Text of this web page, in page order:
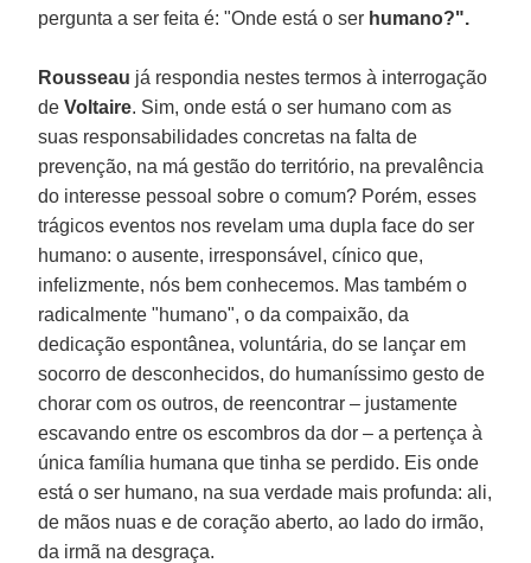
pergunta a ser feita é: "Onde está o ser humano?".
Rousseau já respondia nestes termos à interrogação
deVoltaire. Sim, onde está o ser humano com as
suas responsabilidades concretas na falta de
prevenção, na má gestão do território, na prevalência
do interesse pessoal sobre o comum? Porém, esses
trágicos eventos nos revelam uma dupla face do ser
humano: o ausente, irresponsável, cínico que,
infelizmente, nós bem conhecemos. Mas também o
radicalmente "humano", o da compaixão, da
dedicação espontânea, voluntária, do se lançar em
socorro de desconhecidos, do humaníssimo gesto de
chorar com os outros, de reencontrar – justamente
escavando entre os escombros da dor – a pertença à
única família humana que tinha se perdido. Eis onde
está o ser humano, na sua verdade mais profunda: ali,
de mãos nuas e de coração aberto, ao lado do irmão,
da irmã na desgraça.